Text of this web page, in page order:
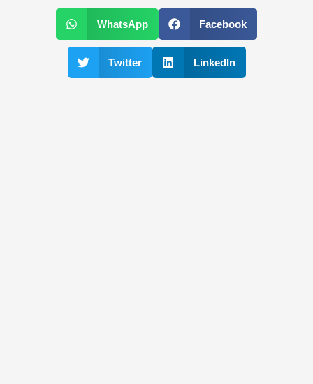
WhatsApp Facebook
Twitter LinkedIn